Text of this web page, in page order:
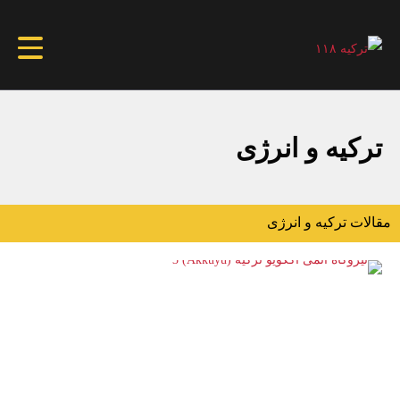
ترکیه و انرژی
مقالات ترکیه و انرژی